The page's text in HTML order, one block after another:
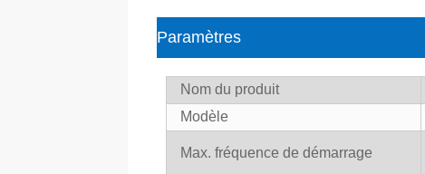
Paramètres
Nom du produit
Modèle
Max. fréquence de démarrage